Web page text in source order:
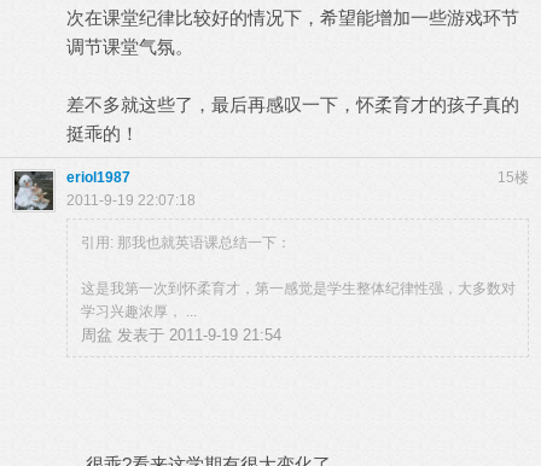
次在课堂纪律比较好的情况下，希望能增加一些游戏环节
调节课堂气氛。
差不多就这些了，最后再感叹一下，怀柔育才的孩子真的
挺乖的！
15楼
eriol1987
2011-9-19 22:07:18
引用: 那我也就英语课总结一下：
这是我第一次到怀柔育才，第一感觉是学生整体纪律性强，大多数对
学习兴趣浓厚， ...
周盆 发表于 2011-9-19 21:54